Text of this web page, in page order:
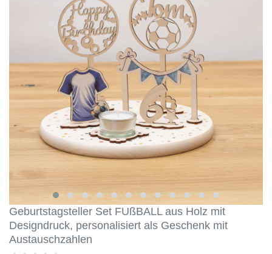
Geburtstagsteller Set FUßBALL aus Holz mit
Designdruck, personalisiert als Geschenk mit
Austauschzahlen